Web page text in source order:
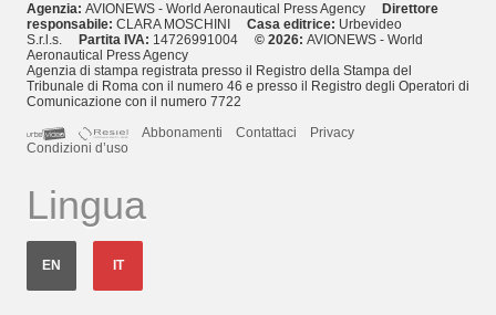
Agenzia: AVIONEWS - World Aeronautical Press Agency
Direttore
responsabile: CLARA MOSCHINI Casa editrice: Urbevideo
S.r.l.s.
Partita IVA: 14726991004 © 2026: AVIONEWS - World
Aeronautical Press Agency
Agenzia di stampa registrata presso il Registro della Stampa del
Tribunale di Roma con il numero 46 e presso il Registro degli Operatori di
Comunicazione con il numero 7722
Abbonamenti
Contattaci
Privacy
Condizioni d’uso
Lingua
EN IT